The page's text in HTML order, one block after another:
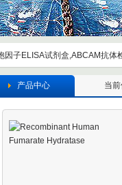
因子ELISA试剂盒,ABCAM抗体
当
产品中心